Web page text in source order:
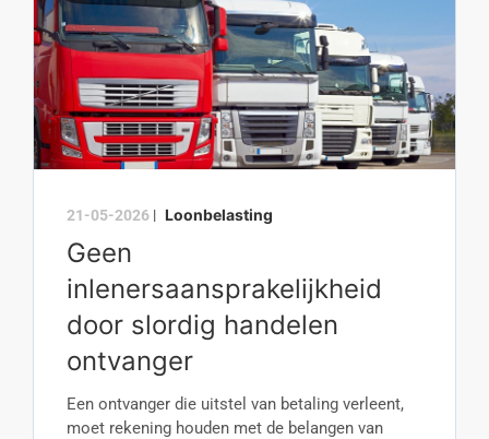
21-05-2026 | Loonbelasting
Geen
inlenersaansprakelijkheid
door slordig handelen
ontvanger
Een ontvanger die uitstel van betaling verleent,
moet rekening houden met de belangen van